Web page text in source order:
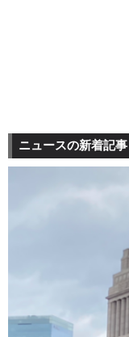
ニュースの新着記事